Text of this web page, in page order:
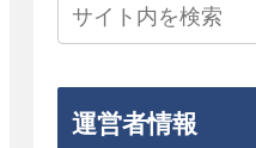
運営者情報